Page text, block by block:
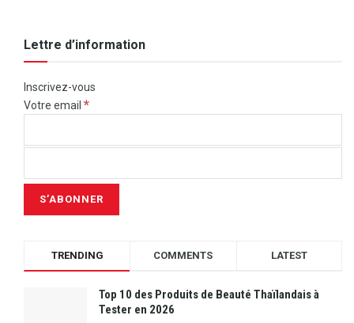
Lettre d’information
Inscrivez-vous
Votre email *
TRENDING COMMENTS LATEST
Top 10 des Produits de Beauté Thaïlandais à
Tester en 2026